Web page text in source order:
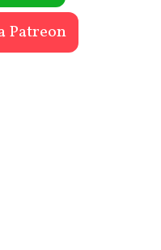
Patreon